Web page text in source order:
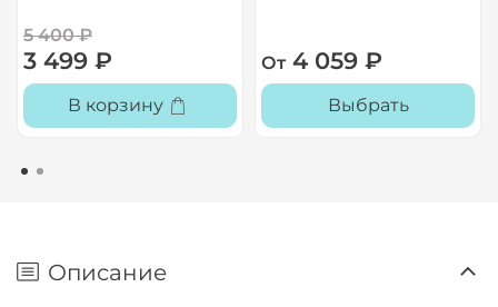
5 400 ₽
3 499 ₽
В корзину
От4 059 ₽
Выбрать
Описание